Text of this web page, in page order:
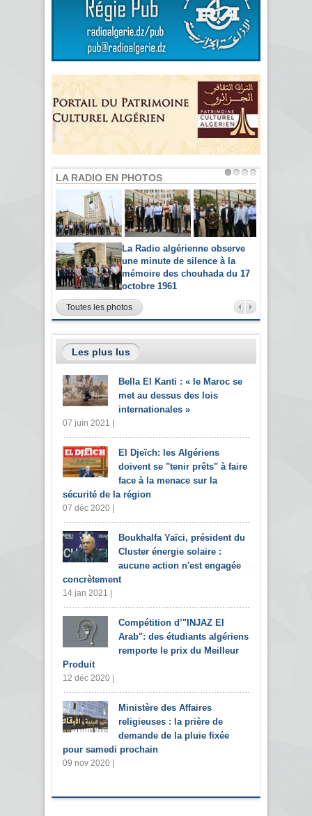
LA RADIO EN PHOTOS
La Radio algérienne observe
une minute de silence à la
mémoire des chouhada du 17
octobre 1961
Toutes les photos
Les plus lus
Bella El Kanti : « le Maroc se
met au dessus des lois
internationales »
07 juin 2021 |
El Djeïch: les Algériens
doivent se "tenir prêts" à faire
face à la menace sur la
sécurité de la région
07 déc 2020 |
Boukhalfa Yaïci, président du
Cluster énergie solaire :
aucune action n'est engagée
concrètement
14 jan 2021 |
Compétition d’"INJAZ El
Arab": des étudiants algériens
remporte le prix du Meilleur
Produit
12 déc 2020 |
Ministère des Affaires
religieuses : la prière de
demande de la pluie fixée
pour samedi prochain
09 nov 2020 |